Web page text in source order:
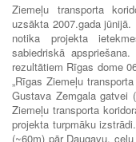
Ziemeļu transporta
uzsākta 2007.gada
notika projekta
sabiedriskā
rezultātiem Rīgas dome
„Rīgas Ziemeļu
Gustava Zemgala gatvei
Ziemeļu transporta
projekta turpmāku
(~60m) pār Daugavu,